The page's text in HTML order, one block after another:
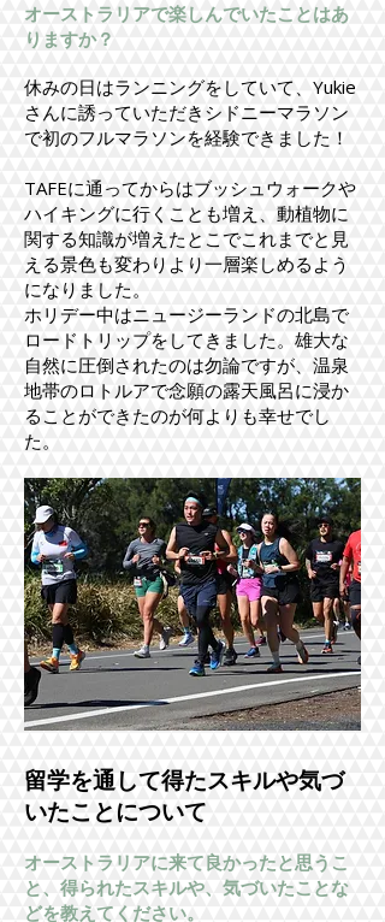
オーストラリアで楽しんでいたことはあ
りますか？
休みの日はランニングをしていて、Yukie
さんに誘っていただきシドニーマラソン
で初のフルマラソンを経験できました！
TAFEに通ってからはブッシュウォークや
ハイキングに行くことも増え、動植物に
関する知識が増えたとこでこれまでと見
える景色も変わりより一層楽しめるよう
になりました。
ホリデー中はニュージーランドの北島で
ロードトリップをしてきました。雄大な
自然に圧倒されたのは勿論ですが、温泉
地帯のロトルアで念願の露天風呂に浸か
ることができたのが何よりも幸せでし
た。​​
留学を通して得たスキルや気づ
いたことについて
オーストラリアに来て良かったと思うこ
と、得られたスキルや、気づいたことな
どを教えてください。